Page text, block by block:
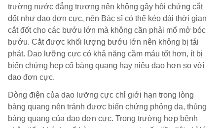
trường nước đẳng trương nên không gây hội chứng cắt
đốt như dao đơn cực, nên Bác sĩ có thể kéo dài thời gian
cắt đốt cho các bướu lớn mà không cần phải mổ mở bóc
bướu. Cắt được khối lượng bướu lớn nên không bị tái
phát. Dao lưỡng cực có khả năng cầm máu tốt hơn, ít bị
biến chứng hẹp cổ bàng quang hay niệu đạo hơn so với
dao đơn cực.
Dòng điện của dao lưỡng cực chỉ giới hạn trong lòng
bàng quang nên tránh được biến chứng phỏng da, thủng
bàng quang của dao đơn cực. Trong trường hợp bệnh